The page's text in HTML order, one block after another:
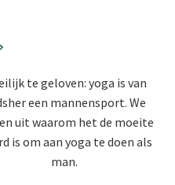
te geloven: yoga is van
een mannensport. We
uit waarom het de moeite
is om aan yoga te doen als
man.